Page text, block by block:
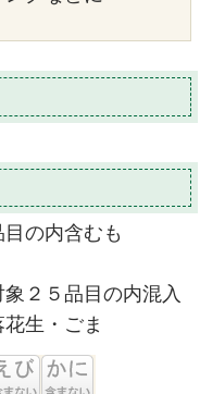
の内含むも
２５品目の内混入
生・ごま